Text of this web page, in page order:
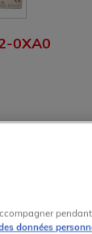
0XA0
0XA0 CPU
tarif
données